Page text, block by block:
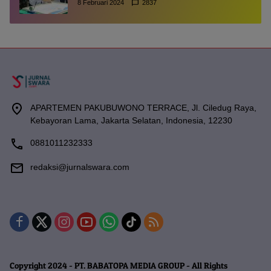
8 Februari 2024 2837
APARTEMEN PAKUBUWONO TERRACE, Jl. Ciledug Raya,
Kebayoran Lama, Jakarta Selatan, Indonesia, 12230
0881011232333
redaksi@jurnalswara.com
Copyright 2024 - PT. BABATOPA MEDIA GROUP - All Rights